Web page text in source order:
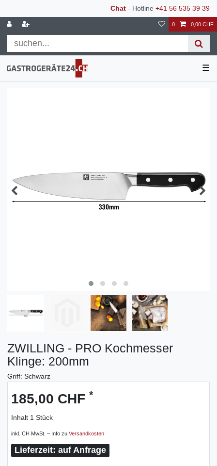
Chat - Hotline +41 56 535 39 39
0 0,00 CHF
☰
ZWILLING - PRO Kochmesser
Klinge: 200mm
Griff: Schwarz
185,00 CHF *
Inhalt 1 Stück
inkl. CH MwSt. – Info zu Versandkosten
auf Anfrage